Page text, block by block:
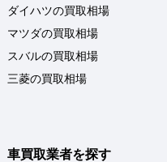
ダイハツの買取相場
マツダの買取相場
スバルの買取相場
三菱の買取相場
車買取業者を探す